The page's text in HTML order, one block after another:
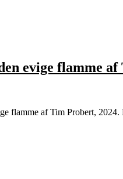
evige flamme
flamme af Tim Probert,